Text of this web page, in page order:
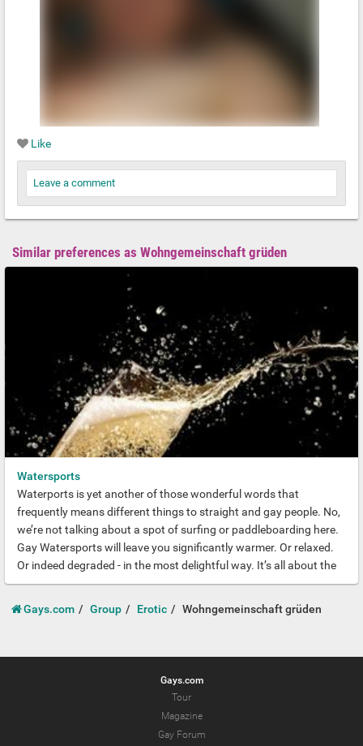
Like
Leave a comment
Similar preferences as Wohngemeinschaft grüden
Watersports
Waterports is yet another of those wonderful words that
frequently means different things to straight and gay people. No,
we’re not talking about a spot of surfing or paddleboarding here.
Gay Watersports will leave you significantly warmer. Or relaxed.
Or indeed degraded - in the most delightful way. It’s all about the
act of urinating on another guy from the height of your choice.
don’t let that put you off. The infamous Golden Shower can be
Gays.com Group Erotic Wohngemeinschaft grüden
Gays.com
Tour
Magazine
Gay Forum